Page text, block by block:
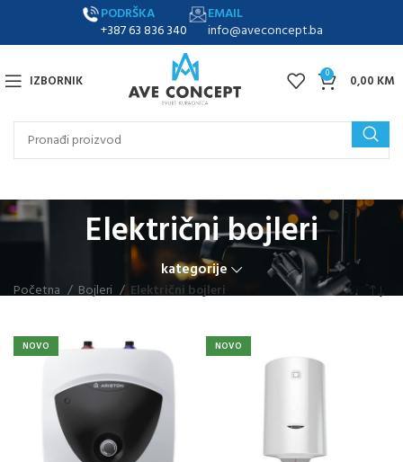
PODRŠKA
+387 63 836 340
EMAIL
info@aveconcept.ba
IZBORNIK 0 0,00 KM
Električni bojleri
kategorije
Početna Bojleri Električni bojleri
NOVO NOVO